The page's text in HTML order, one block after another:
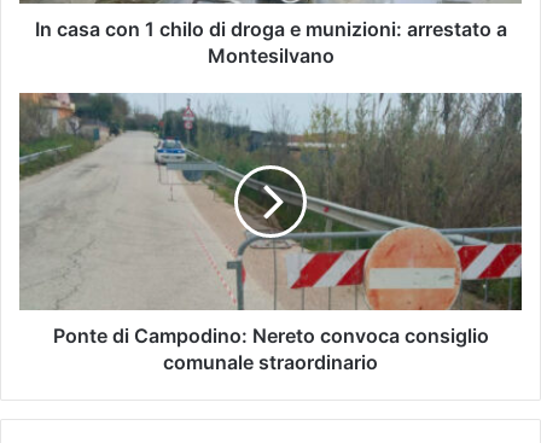
In casa con 1 chilo di droga e munizioni: arrestato a
Montesilvano
Ponte di Campodino: Nereto convoca consiglio
comunale straordinario